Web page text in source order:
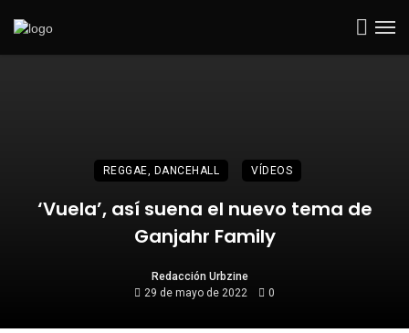
REGGAE, DANCEHALL VÍDEOS
‘Vuela’, así suena el nuevo tema de
Ganjahr Family
Redacción Urbzine
29 de mayo de 2022
0